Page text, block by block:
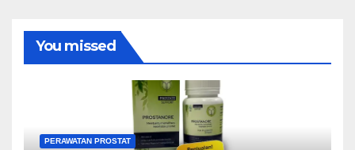
You missed
PERAWATAN PROSTAT